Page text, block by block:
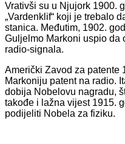
Vrativši su u Njujork 1900.
„Vardenklif“ koji je trebalo
stanica. Međutim, 1902.
Guljelmo Markoni uspio da
radio-signala.
Američki Zavod za patente
Markoniju patent na radio.
dobija Nobelovu nagradu,
takođe i lažna vijest 1915.
podijeliti Nobela za fiziku.